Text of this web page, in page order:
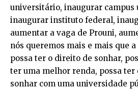
universitário, inaugurar campus
inaugurar instituto federal,
aumentar a vaga de Prouni,
nós queremos mais e mais que
possa ter o direito de sonhar,
ter uma melhor renda, possa
sonhar com uma universidade